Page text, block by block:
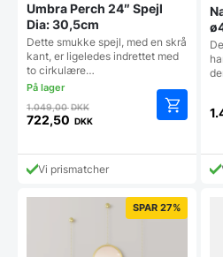
Umbra Perch 24″ Spejl
Dia: 30,5cm
Dette smukke spejl, med en skrå
kant, er ligeledes indrettet med
to cirkulære…
1.049,00DKKDen
oprindelige
var:
1.049,00 DKK.
722,50 DKK
aktuelle
pris
722,50 DKK.
Vi prismatcher
SPAR 27%